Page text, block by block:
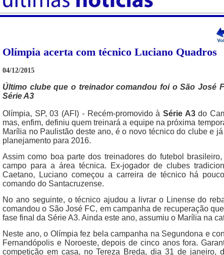
Olímpia acerta com técnico Luciano Quadros
04/12/2015
Último clube que o treinador comandou foi o São José
Série A3
Olímpia, SP, 03 (AFI) - Recém-promovido à Série A3do
mas, enfim, definiu quem treinará a equipe na próxima
Marília no Paulistão deste ano, é o novo técnico do clube e
planejamento para 2016.
Assim como boa parte dos treinadores do futebol
campo para a área técnica. Ex-jogador de clubes
Caetano, Luciano começou a carreira de técnico há
comando do Santacruzense.
No ano seguinte, o técnico ajudou a livrar o Linense do
comandou o São José FC, em campanha de recuperação
fase final da Série A3. Ainda este ano, assumiu o Marília na
Neste ano, o Olímpia fez bela campanha na Segundona e
Fernandópolis e Noroeste, depois de cinco anos fora.
competição em casa, no Tereza Breda, dia 31 de janeiro,